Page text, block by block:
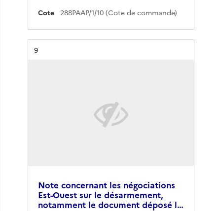
Cote
288PAAP/1/10 (Cote de commande)
Résultat n°
9
Note concernant les négociations
Est-Ouest sur le désarmement,
notamment le document déposé l…